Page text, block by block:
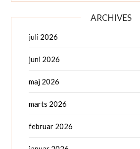
ARCHIVES
juli 2026
juni 2026
maj 2026
marts 2026
februar 2026